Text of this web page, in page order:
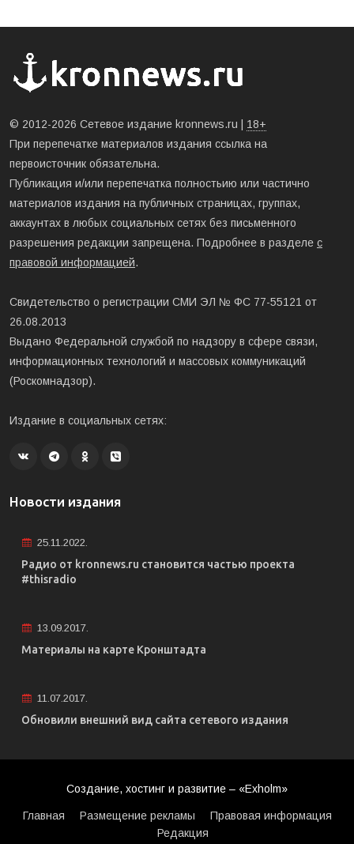
© 2012-2026 Сетевое издание kronnews.ru | 18+
При перепечатке материалов издания ссылка на
первоисточник обязательна.
Публикация и/или перепечатка полностьию или частично
материалов издания на публичных страницах, группах,
аккаунтах в любых социальных сетях без письменного
разрешения редакции запрещена. Подробнее в разделе с
правовой информацией.
Свидетельство о регистрации СМИ ЭЛ № ФС 77-55121 от
26.08.2013
Выдано Федеральной службой по надзору в сфере связи,
информационных технологий и массовых коммуникаций
(Роскомнадзор).
Издание в социальных сетях:
Новости издания
25.11.2022.
Радио от kronnews.ru становится частью проекта
#thisradio
13.09.2017.
Материалы на карте Кронштадта
11.07.2017.
Обновили внешний вид сайта сетевого издания
Создание, хостинг и развитие – «Exholm»
Главная Размещение рекламы
Правовая информация
Редакция